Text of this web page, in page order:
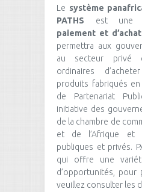
Le système
PATHS est une
paiement et
permettra aux
au secteur privé
ordinaires
produits fabriqués
de Partenariat
initiative des
de la chambre de
et de l’Afrique et
publiques et privés.
qui offre une
d’opportunités, pour
veuillez consulter les